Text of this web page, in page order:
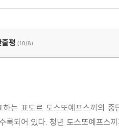
문학 128
평 (10/8)
는 표도르 도스또예프스끼의
수록되어 있다. 청년 도스또예프